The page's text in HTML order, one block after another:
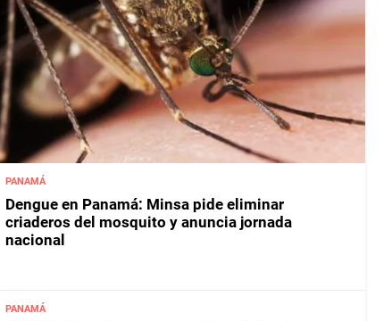
PANAMÁ
Dengue en Panamá: Minsa pide eliminar
criaderos del mosquito y anuncia jornada
nacional
PANAMÁ